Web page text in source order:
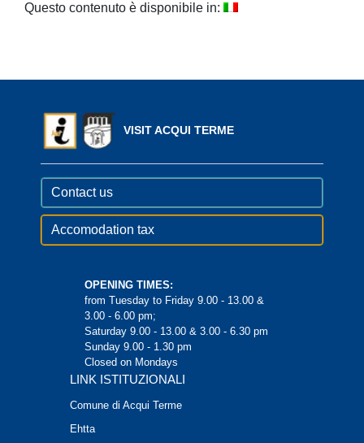
Questo contenuto è disponibile in:
VISIT ACQUI TERME
Contact us
Accomodation tax
OPENING TIMES:
from Tuesday to Friday 9.00 - 13.00 &
3.00 - 6.00 pm;
Saturday 9.00 - 13.00 & 3.00 - 6.30 pm
Sunday 9.00 - 1.30 pm
Closed on Mondays
LINK ISTITUZIONALI
Comune di Acqui Terme
Ehtta